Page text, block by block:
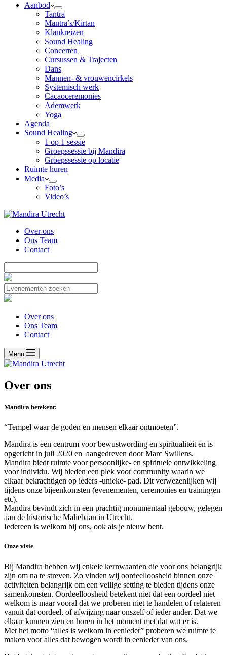
Aanbod
Tantra
Mantra’s/Kirtan
Klankreizen
Sound Healing
Concerten
Cursussen & Trajecten
Dans
Mannen- & vrouwencirkels
Systemisch werk
Cacaoceremonies
Ademwerk
Yoga
Agenda
Sound Healing
1 op 1 sessie
Groepssessie bij Mandira
Groepssessie op locatie
Ruimte huren
Media
Foto’s
Video’s
Over ons
Ons Team
Contact
Over ons
Ons Team
Contact
Menu
Over ons
Mandira betekent:
“Tempel waar de goden en mensen elkaar ontmoeten”.
Mandira is een centrum voor bewustwording en spiritualiteit en is
opgericht in juli 2020 en aangedreven door Marc Swillens.
Mandira biedt ruimte voor persoonlijke- en spirituele ontwikkeling
voor individu. Wij bieden een plek voor community waarin we
elkaar bekrachtigen op ieders -unieke- pad. Dit verwezenlijken wij
tijdens onze bijeenkomsten (evenementen, ceremonies en trainingen
etc).
Mandira bevindt zich in een prachtig monumentaal gebouw, gelegen
aan de historische Maliebaan in Utrecht.
Iedereen is welkom bij ons, ook als je nieuw bent.
Onze visie
Bij Mandira hebben wij enkele kernwaarden die voor ons belangrijk
zijn om na te streven. Zo vinden wij oordeelloosheid binnen onze
activiteiten belangrijk om een veilige setting te bieden tijdens onze
samenkomsten. Oordeelloosheid betekent niet dat een oordeel niet
welkom is maar vooral dat we proberen niet te handelen of relateren
vanuit dat oordeel, of afwijzing naar onszelf of ieder ander. Dat we
elkaar kunnen zien en horen in het moment met dat wat er is.
Met het motto “alles is welkom in eenieder” proberen we ruimte te
maken voor alles dat bewogen wordt in eenieder van ons.